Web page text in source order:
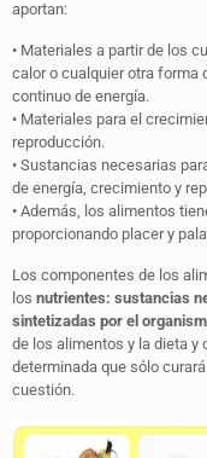
aportan:
• Materiales a partir de los
calor o cualquier otra forma
continuo de energía.
• Materiales para el
reproducción.
• Sustancias necesarias
de energía, crecimiento y
• Además, los alimentos
proporcionando placer y
Los componentes de los
los nutrientes: sustancias
sintetizadas por el
de los alimentos y la dieta y
determinada que sólo
cuestión.